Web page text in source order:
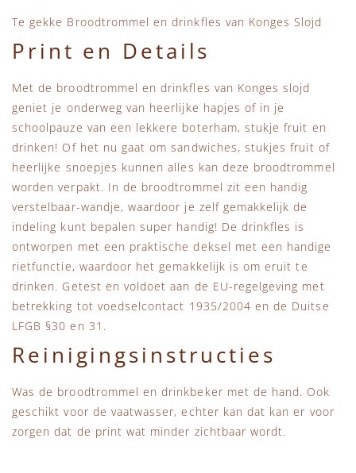
Tiny Cottons
Te gekke Broodtrommel en drinkfles van Konges Slojd
Print en Details
Met de broodtrommel en drinkfles van Konges slojd
geniet je onderweg van heerlijke hapjes of in je
schoolpauze van een lekkere boterham, stukje fruit en
drinken! Of het nu gaat om sandwiches, stukjes fruit of
heerlijke snoepjes kunnen alles kan deze broodtrommel
worden verpakt. In de broodtrommel zit een handig
verstelbaar-wandje, waardoor je zelf gemakkelijk de
indeling kunt bepalen super handig! De drinkfles is
ontworpen met een praktische deksel met een handige
rietfunctie, waardoor het gemakkelijk is om eruit te
drinken. Getest en voldoet aan de EU-regelgeving met
betrekking tot voedselcontact 1935/2004 en de Duitse
LFGB §30 en 31.
Reinigingsinstructies
Was de broodtrommel en drinkbeker met de hand. Ook
geschikt voor de vaatwasser, echter kan dat kan er voor
zorgen dat de print wat minder zichtbaar wordt.